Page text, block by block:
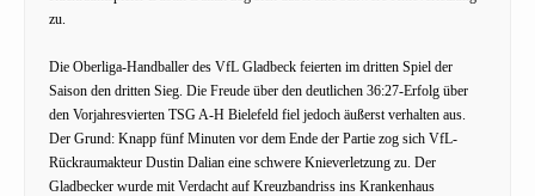
zu.
Die Oberliga-Handballer des VfL Gladbeck feierten im dritten Spiel der
Saison den dritten Sieg. Die Freude über den deutlichen 36:27-Erfolg über
den Vorjahresvierten TSG A-H Bielefeld fiel jedoch äußerst verhalten aus.
Der Grund: Knapp fünf Minuten vor dem Ende der Partie zog sich VfL-
Rückraumakteur Dustin Dalian eine schwere Knieverletzung zu. Der
Gladbecker wurde mit Verdacht auf Kreuzbandriss ins Krankenhaus